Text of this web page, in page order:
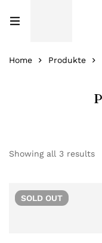
Home Produkte
Showing all 3 results
SOLD OUT